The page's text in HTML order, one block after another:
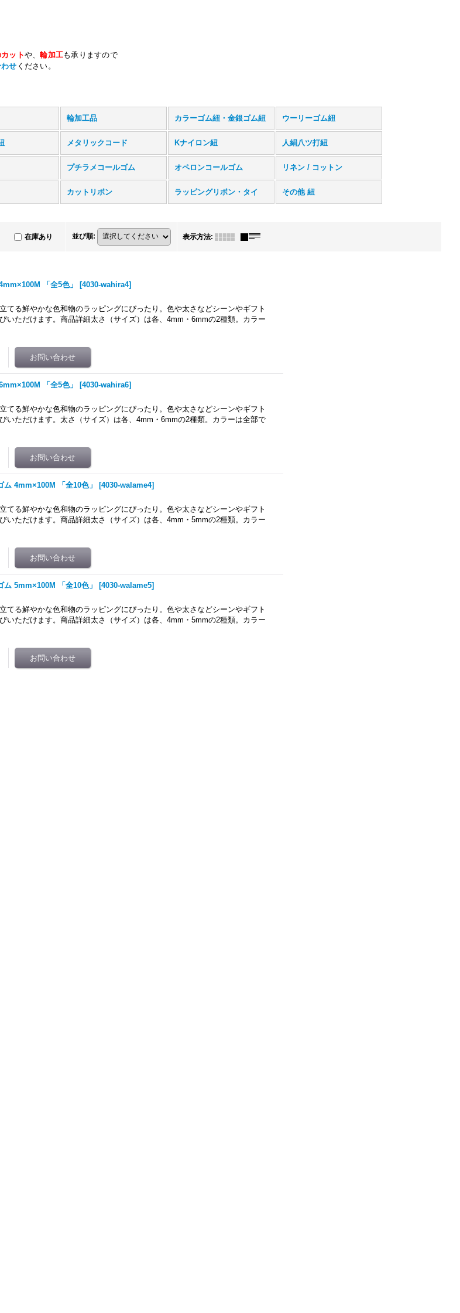
ットや、輪加工も承りますので
せ ください。
輪加工品 カラーゴム紐・金銀ゴム紐 ウーリーゴム紐
メタリックコード Kナイロン紐 人絹八ツ打紐
プチラメコールゴム オペロンコールゴム リネン / コットン
カットリボン ラッピングリボン・タイ その他 紐
在庫あり 並び順: 表示方法:
「全5色」 [4030-wahira4]
てる鮮やかな色和物のラッピングにぴったり。色や太さなどシーンやギフト
いただけます。商品詳細太さ（サイズ）は各、4mm・6mmの2種類。カラー
「全5色」 [4030-wahira6]
てる鮮やかな色和物のラッピングにぴったり。色や太さなどシーンやギフト
いただけます。太さ（サイズ）は各、4mm・6mmの2種類。カラーは全部で
4mm×100M 「全10色」 [4030-walame4]
てる鮮やかな色和物のラッピングにぴったり。色や太さなどシーンやギフト
いただけます。商品詳細太さ（サイズ）は各、4mm・5mmの2種類。カラー
5mm×100M 「全10色」 [4030-walame5]
てる鮮やかな色和物のラッピングにぴったり。色や太さなどシーンやギフト
いただけます。商品詳細太さ（サイズ）は各、4mm・5mmの2種類。カラー